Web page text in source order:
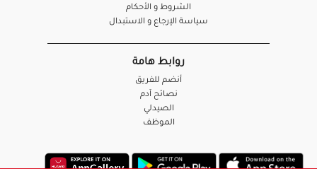
الشروط و الأحكام
سياسة الإرجاع و الاستبدال
روابط هامة
أنضم للفريق
نصائح آدم
الصيدلي
الموظف